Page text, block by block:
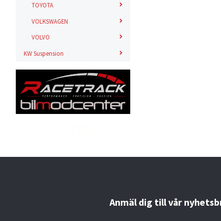
TOYOTA
VOLKSWAGEN
VOLVO
KW Suspension
Anmäl dig till vår